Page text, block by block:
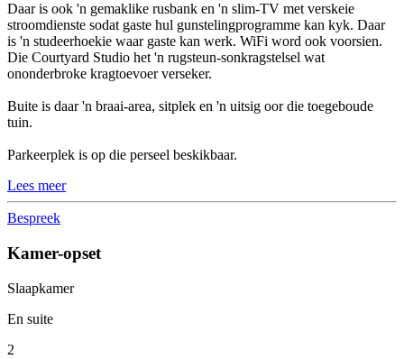
Daar is ook 'n gemaklike rusbank en 'n slim-TV met verskeie
stroomdienste sodat gaste hul gunstelingprogramme kan kyk. Daar
is 'n studeerhoekie waar gaste kan werk. WiFi word ook voorsien.
Die Courtyard Studio het 'n rugsteun-sonkragstelsel wat
ononderbroke kragtoevoer verseker.
Buite is daar 'n braai-area, sitplek en 'n uitsig oor die toegeboude
tuin.
Parkeerplek is op die perseel beskikbaar.
Lees meer
Bespreek
Kamer-opset
Slaapkamer
En suite
2